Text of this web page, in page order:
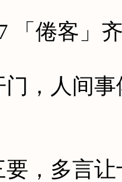
倦客」
人间事
多言让